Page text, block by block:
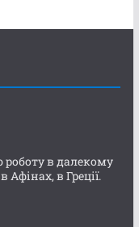
роботу в далекому
Афінах, в Греції.